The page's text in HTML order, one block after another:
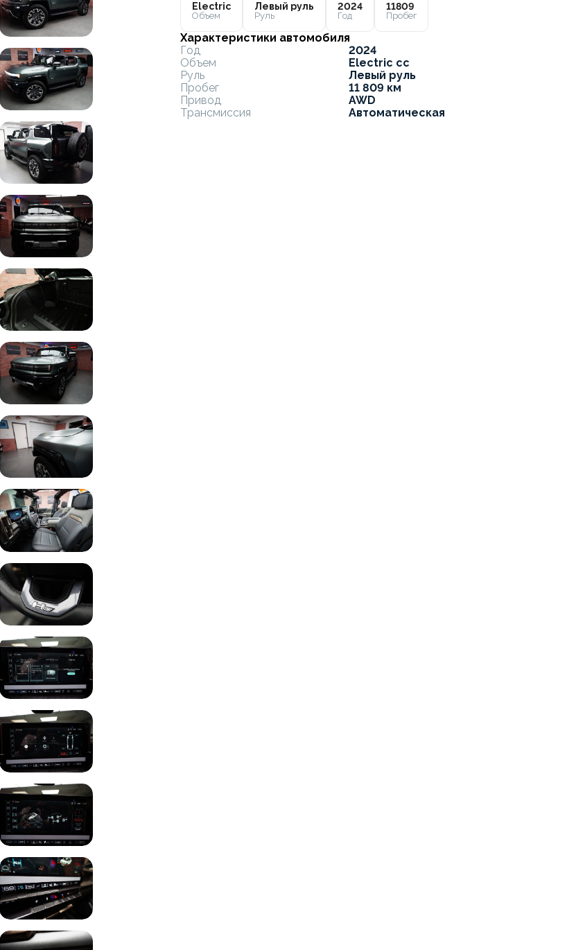
Electric
Объем
Левый руль
Руль
2024
Год
11809
Пробег
Характеристики автомобиля
Год
2024
Объем
Electric cc
Руль
Левый руль
Пробег
11 809 км
Привод
AWD
Трансмиссия
Автоматическая